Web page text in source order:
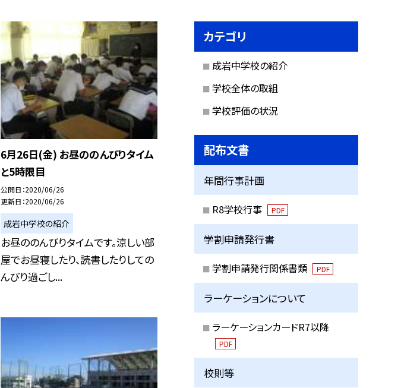
6月26日(金) お昼ののんびりタイム
と5時限目
公開日 2020/06/26
更新日 2020/06/26
成岩中学校の紹介
お昼ののんびりタイムです。涼しい部
屋でお昼寝したり、読書したりしての
んびり過ごし...
カテゴリ
成岩中学校の紹介
学校全体の取組
学校評価の状況
配布文書
年間行事計画
R8学校行事 PDF
学割申請発行書
学割申請発行関係書類 PDF
ラーケーションについて
ラーケーションカードR7以降
PDF
校則等